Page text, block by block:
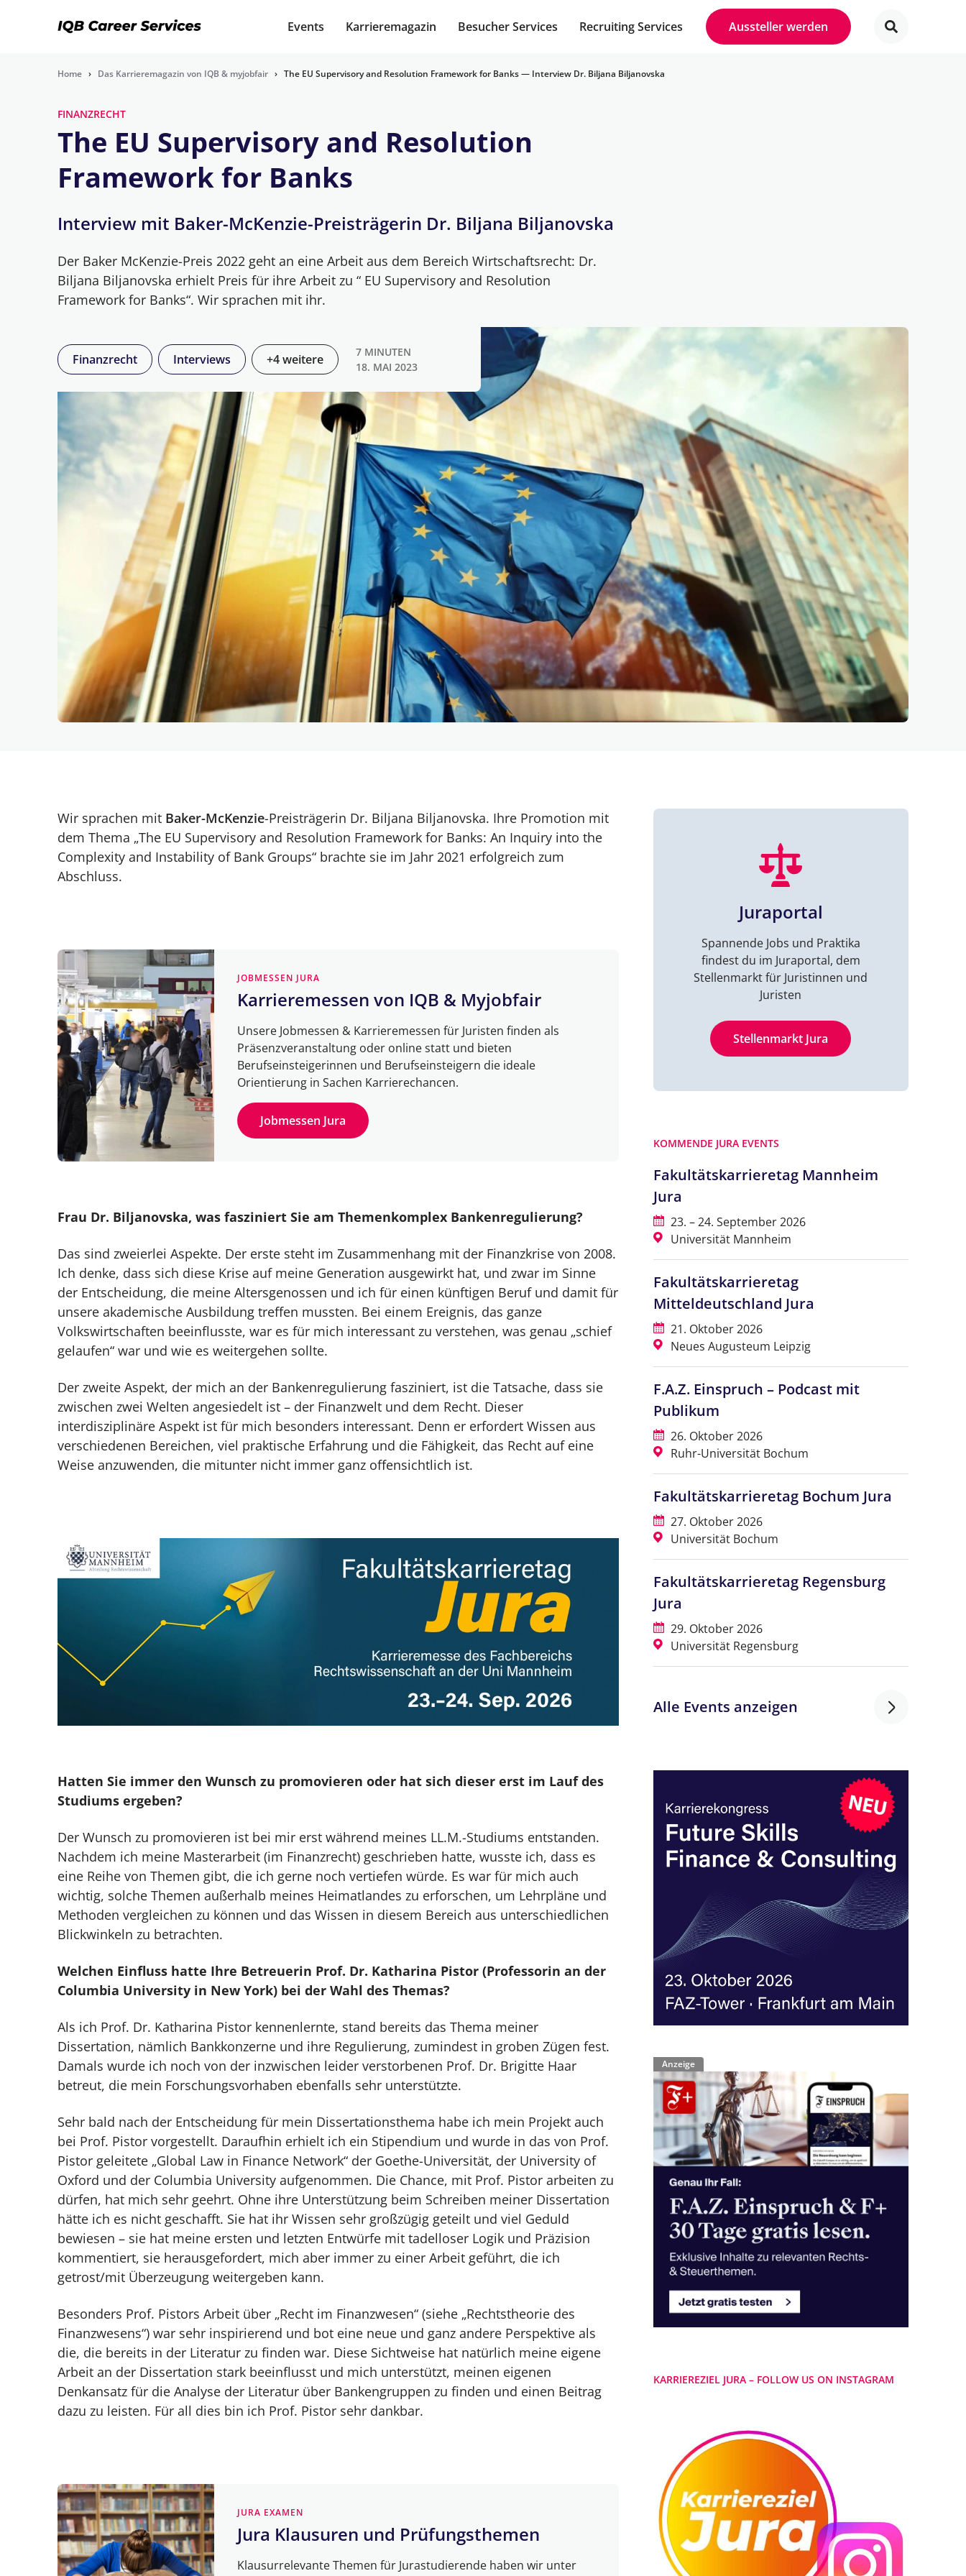
Events Karrieremagazin Besucher Services Recruiting Services Aussteller werden
Home › Das Karrieremagazin von IQB & myjobfair › The EU Supervisory and Resolution Framework for Banks — Interview Dr. Biljana Biljanovska
FINANZRECHT
The EU Supervisory and Resolution
Framework for Banks
Interview mit Baker-McKenzie-Preisträgerin Dr. Biljana Biljanovska
Der Baker McKenzie-Preis 2022 geht an eine Arbeit aus dem Bereich Wirtschaftsrecht: Dr.
Biljana Biljanovska erhielt Preis für ihre Arbeit zu “ EU Supervisory and Resolution
Framework for Banks“. Wir sprachen mit ihr.
Finanzrecht Interviews +4 weitere
7 MINUTEN
18. MAI 2023
Wir sprachen mit Baker-McKenzie-Preisträgerin Dr. Biljana Biljanovska. Ihre Promotion mit
dem Thema „The EU Supervisory and Resolution Framework for Banks: An Inquiry into the
Complexity and Instability of Bank Groups“ brachte sie im Jahr 2021 erfolgreich zum
Abschluss.
JOBMESSEN JURA
Karrieremessen von IQB & Myjobfair
Unsere Jobmessen & Karrieremessen für Juristen finden als
Präsenzveranstaltung oder online statt und bieten
Berufseinsteigerinnen und Berufseinsteigern die ideale
Orientierung in Sachen Karrierechancen.
Jobmessen Jura
Frau Dr. Biljanovska, was fasziniert Sie am Themenkomplex Bankenregulierung?
Das sind zweierlei Aspekte. Der erste steht im Zusammenhang mit der Finanzkrise von 2008.
Ich denke, dass sich diese Krise auf meine Generation ausgewirkt hat, und zwar im Sinne
der Entscheidung, die meine Altersgenossen und ich für einen künftigen Beruf und damit für
unsere akademische Ausbildung treffen mussten. Bei einem Ereignis, das ganze
Volkswirtschaften beeinflusste, war es für mich interessant zu verstehen, was genau „schief
gelaufen“ war und wie es weitergehen sollte.
Der zweite Aspekt, der mich an der Bankenregulierung fasziniert, ist die Tatsache, dass sie
zwischen zwei Welten angesiedelt ist – der Finanzwelt und dem Recht. Dieser
interdisziplinäre Aspekt ist für mich besonders interessant. Denn er erfordert Wissen aus
verschiedenen Bereichen, viel praktische Erfahrung und die Fähigkeit, das Recht auf eine
Weise anzuwenden, die mitunter nicht immer ganz offensichtlich ist.
Hatten Sie immer den Wunsch zu promovieren oder hat sich dieser erst im Lauf des
Studiums ergeben?
Der Wunsch zu promovieren ist bei mir erst während meines LL.M.-Studiums entstanden.
Nachdem ich meine Masterarbeit (im Finanzrecht) geschrieben hatte, wusste ich, dass es
eine Reihe von Themen gibt, die ich gerne noch vertiefen würde. Es war für mich auch
wichtig, solche Themen außerhalb meines Heimatlandes zu erforschen, um Lehrpläne und
Methoden vergleichen zu können und das Wissen in diesem Bereich aus unterschiedlichen
Blickwinkeln zu betrachten.
Welchen Einfluss hatte Ihre Betreuerin Prof. Dr. Katharina Pistor (Professorin an der
Columbia University in New York) bei der Wahl des Themas?
Als ich Prof. Dr. Katharina Pistor kennenlernte, stand bereits das Thema meiner
Dissertation, nämlich Bankkonzerne und ihre Regulierung, zumindest in groben Zügen fest.
Damals wurde ich noch von der inzwischen leider verstorbenen Prof. Dr. Brigitte Haar
betreut, die mein Forschungsvorhaben ebenfalls sehr unterstützte.
Sehr bald nach der Entscheidung für mein Dissertationsthema habe ich mein Projekt auch
bei Prof. Pistor vorgestellt. Daraufhin erhielt ich ein Stipendium und wurde in das von Prof.
Pistor geleitete „Global Law in Finance Network“ der Goethe-Universität, der University of
Oxford und der Columbia University aufgenommen. Die Chance, mit Prof. Pistor arbeiten zu
dürfen, hat mich sehr geehrt. Ohne ihre Unterstützung beim Schreiben meiner Dissertation
hätte ich es nicht geschafft. Sie hat ihr Wissen sehr großzügig geteilt und viel Geduld
bewiesen – sie hat meine ersten und letzten Entwürfe mit tadelloser Logik und Präzision
kommentiert, sie herausgefordert, mich aber immer zu einer Arbeit geführt, die ich
getrost/mit Überzeugung weitergeben kann.
Besonders Prof. Pistors Arbeit über „Recht im Finanzwesen“ (siehe „Rechtstheorie des
Finanzwesens“) war sehr inspirierend und bot eine neue und ganz andere Perspektive als
die, die bereits in der Literatur zu finden war. Diese Sichtweise hat natürlich meine eigene
Arbeit an der Dissertation stark beeinflusst und mich unterstützt, meinen eigenen
Denkansatz für die Analyse der Literatur über Bankengruppen zu finden und einen Beitrag
dazu zu leisten. Für all dies bin ich Prof. Pistor sehr dankbar.
JURA EXAMEN
Jura Klausuren und Prüfungsthemen
Klausurrelevante Themen für Jurastudierende haben wir unter
Juraportal
Spannende Jobs und Praktika
findest du im Juraportal, dem
Stellenmarkt für Juristinnen und
Juristen
Stellenmarkt Jura
KOMMENDE JURA EVENTS
Fakultätskarrieretag Mannheim
Jura
23. – 24. September 2026
Universität Mannheim
Fakultätskarrieretag
Mitteldeutschland Jura
21. Oktober 2026
Neues Augusteum Leipzig
F.A.Z. Einspruch – Podcast mit
Publikum
26. Oktober 2026
Ruhr-Universität Bochum
Fakultätskarrieretag Bochum Jura
27. Oktober 2026
Universität Bochum
Fakultätskarrieretag Regensburg
Jura
29. Oktober 2026
Universität Regensburg
Alle Events anzeigen
Anzeige
KARRIEREZIEL JURA – FOLLOW US ON INSTAGRAM